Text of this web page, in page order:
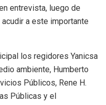
entrevista, luego de
a este importante
los regidores Yanicsa
ambiente, Humberto
Públicos, Rene H.
Públicas y el